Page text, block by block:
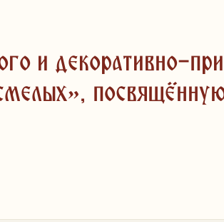
и декоративно-